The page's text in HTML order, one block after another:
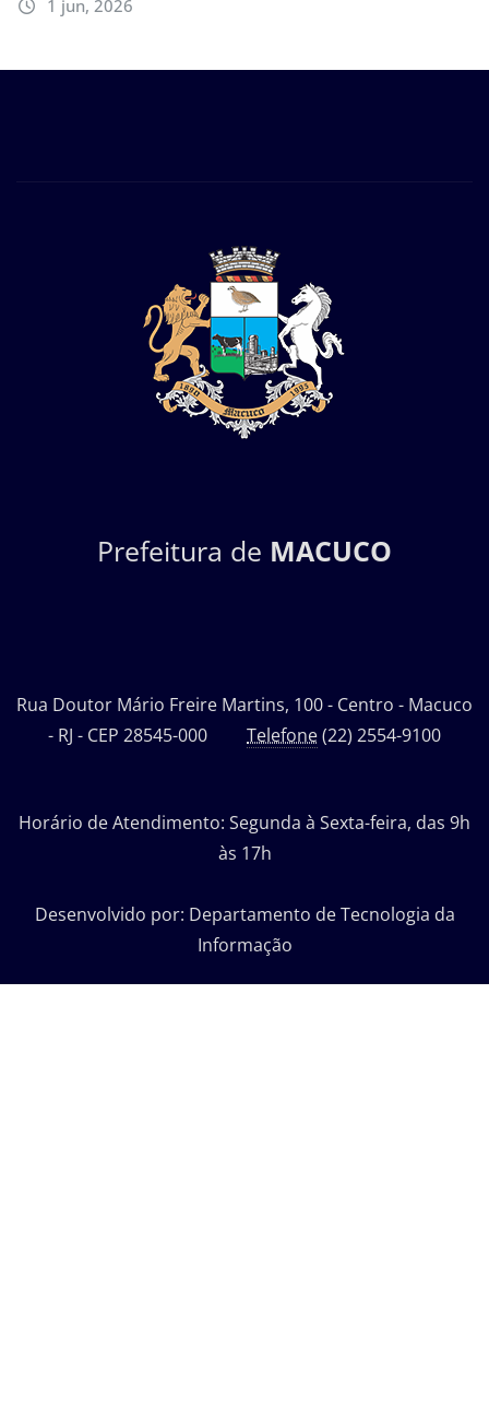
1 jun, 2026
Prefeitura de MACUCO
Rua Doutor Mário Freire Martins, 100 - Centro - Macuco
- RJ - CEP 28545-000 Telefone(22) 2554-9100
Horário de Atendimento: Segunda à Sexta-feira, das 9h
às 17h
Desenvolvido por: Departamento de Tecnologia da
Informação